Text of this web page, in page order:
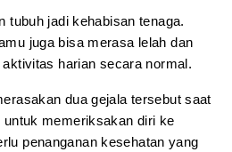
tubuh jadi kehabisan tenaga.
juga bisa merasa lelah dan
harian secara normal.
dua gejala tersebut saat
untuk memeriksakan diri ke
penanganan kesehatan yang